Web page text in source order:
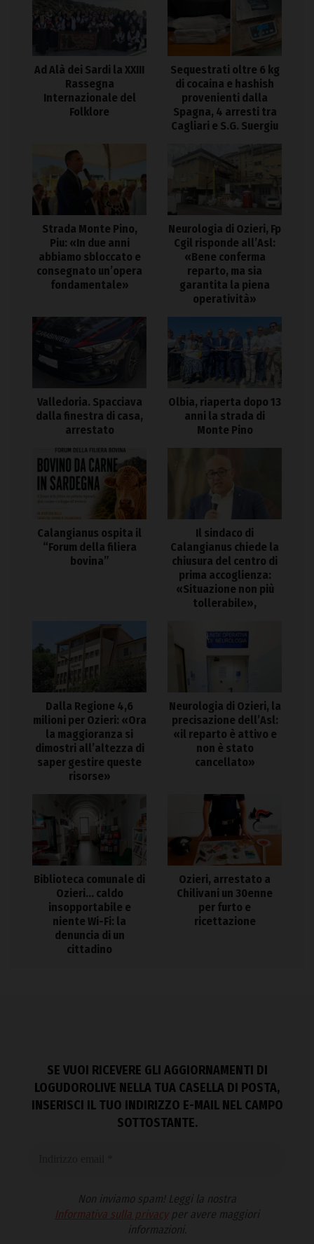
Ad Alà dei Sardi la XXIII
Rassegna
Internazionale del
Folklore
Sequestrati oltre 6 kg
di cocaina e hashish
provenienti dalla
Spagna, 4 arresti tra
Cagliari e S.G. Suergiu
Strada Monte Pino,
Piu: «In due anni
abbiamo sbloccato e
consegnato un’opera
fondamentale»
Neurologia di Ozieri, Fp
Cgil risponde all’Asl:
«Bene conferma
reparto, ma sia
garantita la piena
operatività»
Valledoria. Spacciava
dalla finestra di casa,
arrestato
Olbia, riaperta dopo 13
anni la strada di
Monte Pino
Calangianus ospita il
“Forum della filiera
bovina”
Il sindaco di
Calangianus chiede la
chiusura del centro di
prima accoglienza:
«Situazione non più
tollerabile»,
Dalla Regione 4,6
milioni per Ozieri: «Ora
la maggioranza si
dimostri all’altezza di
saper gestire queste
risorse»
Neurologia di Ozieri, la
precisazione dell’Asl:
«il reparto è attivo e
non è stato
cancellato»
Biblioteca comunale di
Ozieri… caldo
insopportabile e
niente Wi-Fi: la
denuncia di un
cittadino
Ozieri, arrestato a
Chilivani un 30enne
per furto e
ricettazione
SE VUOI RICEVERE GLI AGGIORNAMENTI DI
LOGUDOROLIVE NELLA TUA CASELLA DI POSTA,
INSERISCI IL TUO INDIRIZZO E-MAIL NEL CAMPO
SOTTOSTANTE.
Non inviamo spam! Leggi la nostra
Informativa sulla privacyper avere maggiori
informazioni.